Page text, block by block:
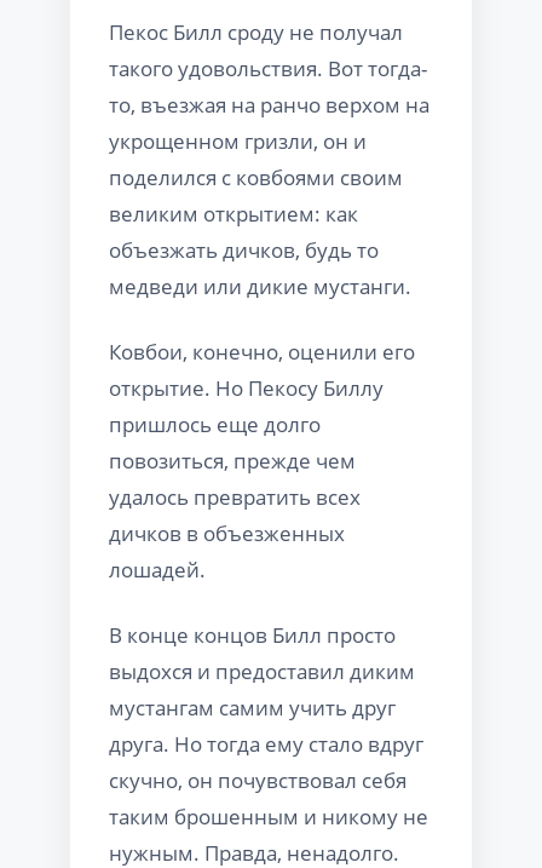
Пекос Билл сроду не получал
такого удовольствия. Вот тогда-
то, въезжая на ранчо верхом на
укрощенном гризли, он и
поделился с ковбоями своим
великим открытием: как
объезжать дичков, будь то
медведи или дикие мустанги.
Ковбои, конечно, оценили его
открытие. Но Пекосу Биллу
пришлось еще долго
повозиться, прежде чем
удалось превратить всех
дичков в объезженных
лошадей.
В конце концов Билл просто
выдохся и предоставил диким
мустангам самим учить друг
друга. Но тогда ему стало вдруг
скучно, он почувствовал себя
таким брошенным и никому не
нужным. Правда, ненадолго.